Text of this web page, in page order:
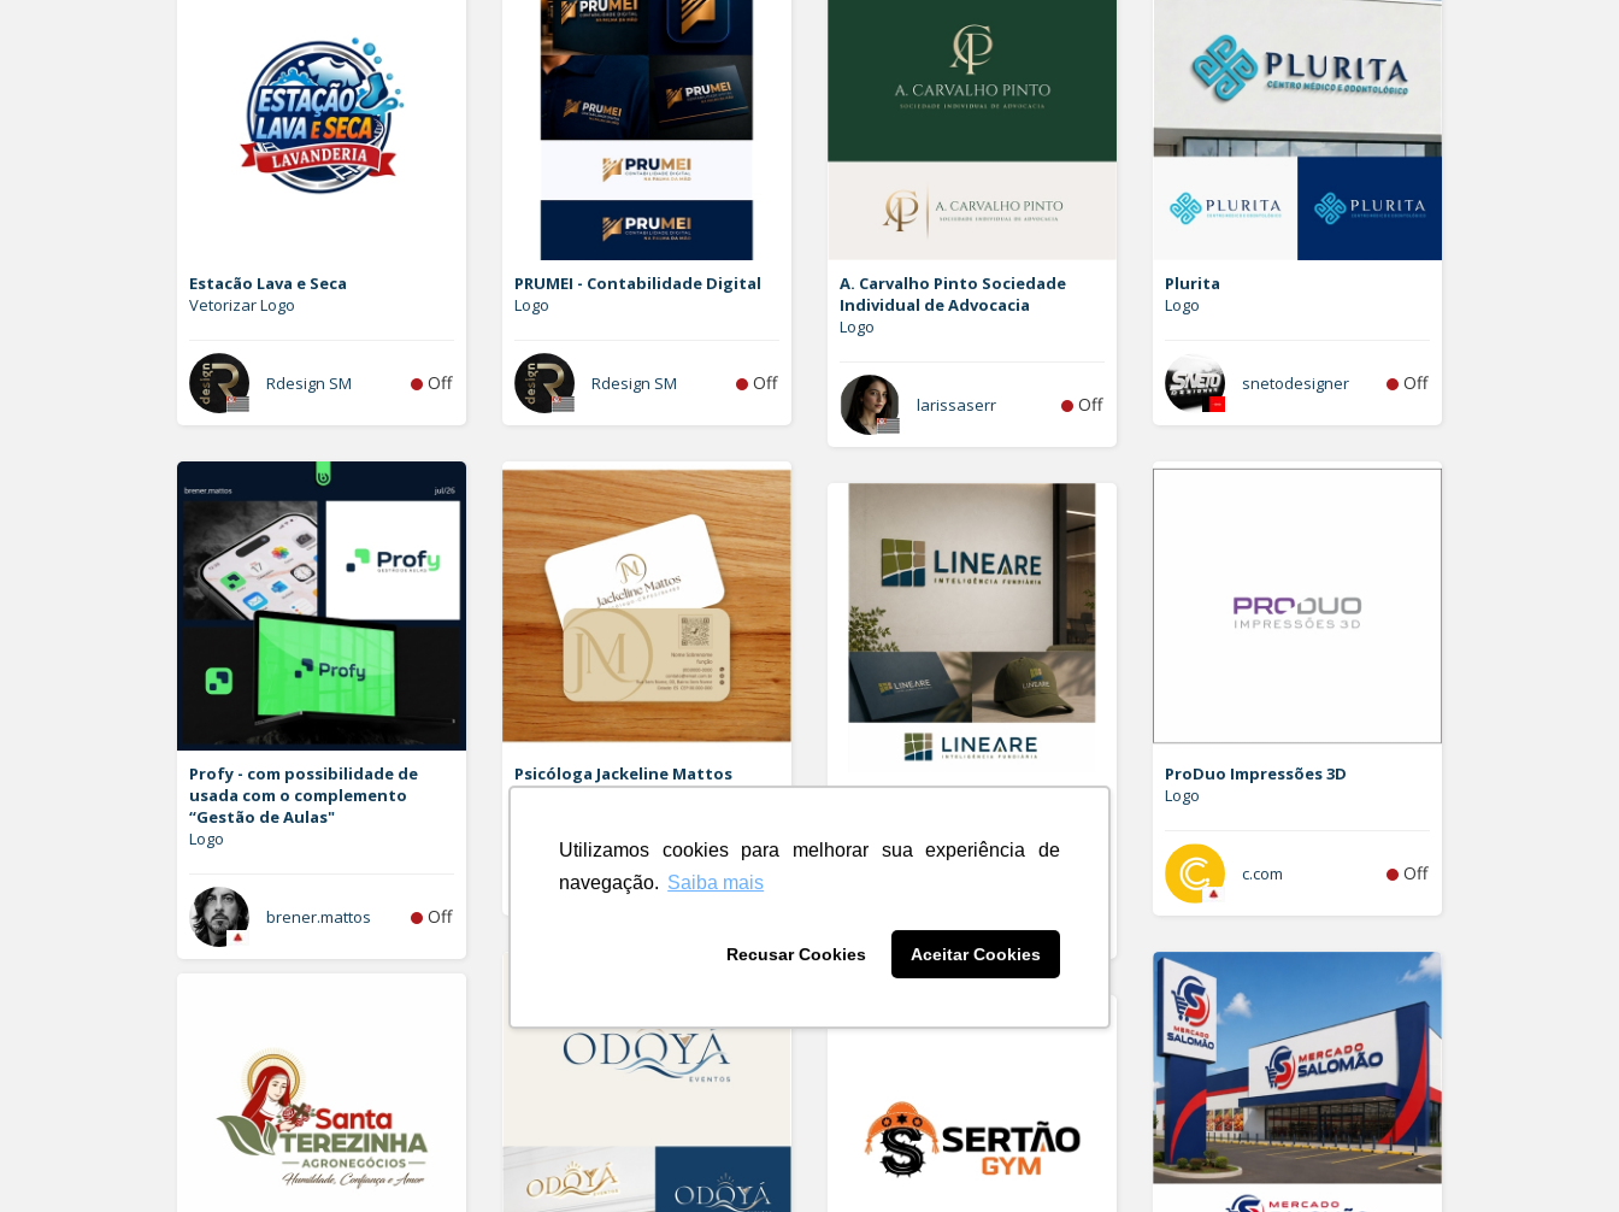
Utilizamos cookies para melhorar sua experiência de
navegação. Saiba mais
Recusar Cookies Aceitar Cookies
Estacão Lava e Seca
Vetorizar Logo
Rdesign SM Off
PRUMEI - Contabilidade Digital
Logo
Rdesign SM Off
A. Carvalho Pinto Sociedade
Individual de Advocacia
Logo
larissaserr Off
Plurita
Logo
snetodesigner Off
Profy - com possibilidade de
usada com o complemento
“Gestão de Aulas"
Logo
brener.mattos Off
Psicóloga Jackeline Mattos
Logo e Cartao de Visita
c.com Off
ProDuo Impressões 3D
Logo
c.com Off
LINEARE - INTELIGÊNCIA
Logo e Papelaria (6 itens)